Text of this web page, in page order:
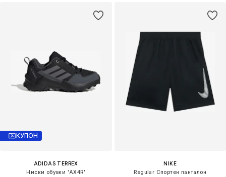
КУПОН
ADIDAS TERREX
Ниски обувки 'AX4R'
NIKE
Regular Спортен панталон